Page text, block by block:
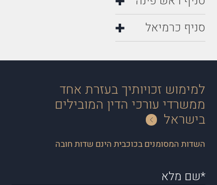
סניף ראש פינה
סניף כרמיאל
למימוש זכויותיך בעזרת אחד
ממשרדי עורכי הדין המובילים
בישראל